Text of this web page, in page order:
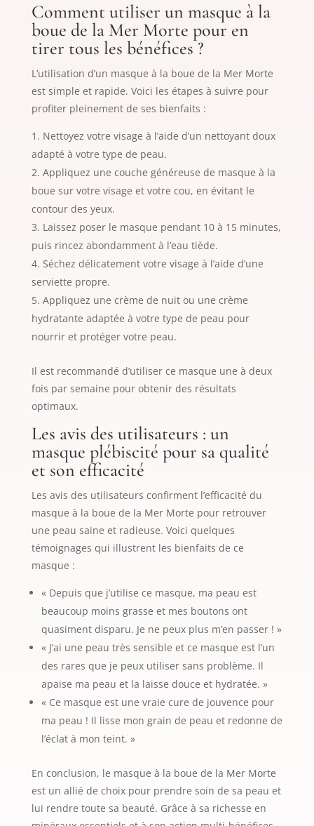
Comment utiliser un masque à la
boue de la Mer Morte pour en
tirer tous les bénéfices ?
L’utilisation d’un masque à la boue de la Mer Morte
est simple et rapide. Voici les étapes à suivre pour
profiter pleinement de ses bienfaits :
Nettoyez votre visage à l’aide d’un nettoyant doux
adapté à votre type de peau.
Appliquez une couche généreuse de masque à la
boue sur votre visage et votre cou, en évitant le
contour des yeux.
Laissez poser le masque pendant 10 à 15 minutes,
puis rincez abondamment à l’eau tiède.
Séchez délicatement votre visage à l’aide d’une
serviette propre.
Appliquez une crème de nuit ou une crème
hydratante adaptée à votre type de peau pour
nourrir et protéger votre peau.
Il est recommandé d’utiliser ce masque une à deux
fois par semaine pour obtenir des résultats
optimaux.
Les avis des utilisateurs : un
masque plébiscité pour sa qualité
et son efficacité
Les avis des utilisateurs confirment l’efficacité du
masque à la boue de la Mer Morte pour retrouver
une peau saine et radieuse. Voici quelques
témoignages qui illustrent les bienfaits de ce
masque :
« Depuis que j’utilise ce masque, ma peau est
beaucoup moins grasse et mes boutons ont
quasiment disparu. Je ne peux plus m’en passer ! »
« J’ai une peau très sensible et ce masque est l’un
des rares que je peux utiliser sans problème. Il
apaise ma peau et la laisse douce et hydratée. »
« Ce masque est une vraie cure de jouvence pour
ma peau ! Il lisse mon grain de peau et redonne de
l’éclat à mon teint. »
En conclusion, le masque à la boue de la Mer Morte
est un allié de choix pour prendre soin de sa peau et
lui rendre toute sa beauté. Grâce à sa richesse en